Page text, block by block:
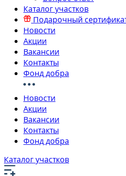
Каталог участков
Подарочный
Новости
Акции
Вакансии
Контакты
Фонд добра
Новости
Акции
Вакансии
Контакты
Фонд добра
Каталог участков